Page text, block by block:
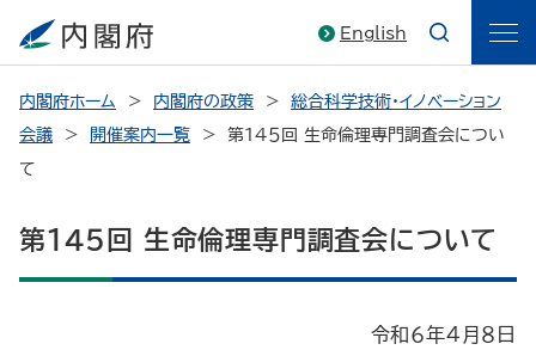
English
内閣府ホーム 内閣府の政策
総合科学技術・イノベーション
会議
開催案内一覧
第１４５回 生命倫理専門調査会につい
て
第１４５回 生命倫理専門調査会について
令和６年４月８日